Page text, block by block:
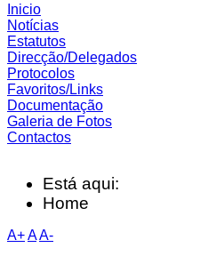
Inicio
Notícias
Estatutos
Direcção/Delegados
Protocolos
Favoritos/Links
Documentação
Galeria de Fotos
Contactos
Está aqui:
Home
A+AA-